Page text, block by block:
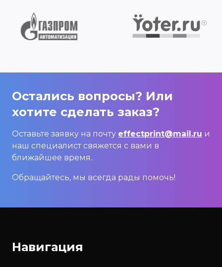
Остались вопросы? Или
хотите сделать заказ?
Оставьте заявку на почту effectprint@mail.ru и
наш специалист свяжется с вами в
ближайшее время.
Обращайтесь, мы всегда рады помочь!
Навигация